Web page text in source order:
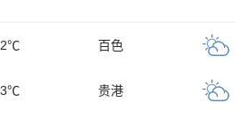
百色
贵港